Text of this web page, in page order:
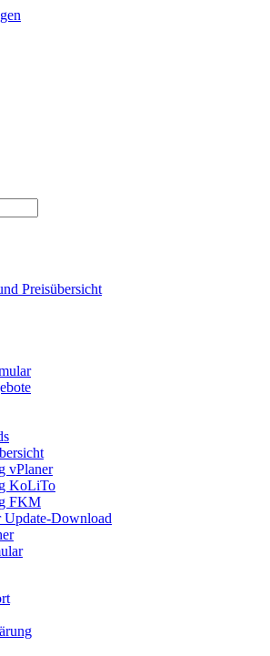
Preisübersicht
vPlaner
KoLiTo
FKM
Update-Download